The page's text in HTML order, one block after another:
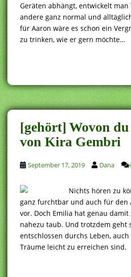
Geräten abhängt, entwickelt
andere ganz normal und
für Aaron wäre es schon ein
zu trinken, wie er gern möchte…
[gehört] Wovon
von Kira Gembri
September 17, 2019 Dana
Nichts hören zu
ganz furchtbar und auch für den
vor. Doch Emilia hat genau
nahezu taub. Und trotzdem geht
entschlossen durchs Leben,
Träume leicht zu erreichen sind.